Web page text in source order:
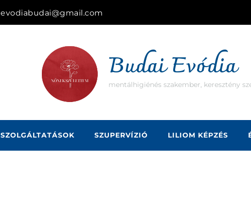
evodiabudai@gmail.com
Budai Evódia
mentálhigiénés szakember, keresztény
SZOLGÁLTATÁSOK SZUPERVÍZIÓ LILIOM KÉPZÉS